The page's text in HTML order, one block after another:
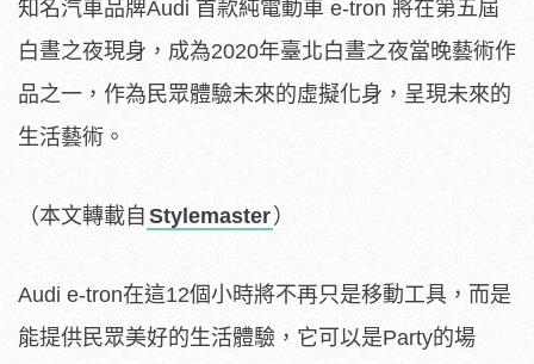
知名汽車品牌Audi 首款純電動車 e-tron 將在第五屆
白晝之夜現身，成為2020年臺北白晝之夜當晚藝術作
品之一，作為民眾體驗未來的虛擬化身，呈現未來的
生活藝術。
（本文轉載自 Stylemaster）
Audi e-tron在這12個小時將不再只是移動工具，而是
能提供民眾美好的生活體驗，它可以是Party的場